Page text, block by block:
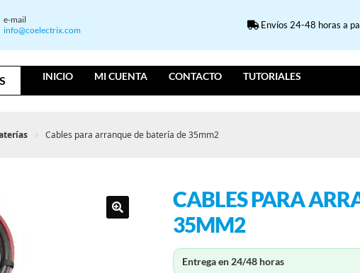
e-mail
info@coelectrix.com
Envíos 24-48 horas a
INICIO MI CUENTA CONTACTO TUTORIALES
Cables para arranque de batería de 35mm2
CABLES PARA
35MM2
Entrega en 24/48 horas